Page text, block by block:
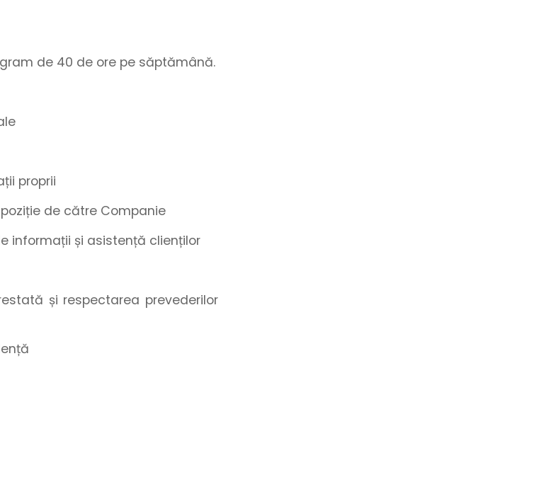
de 40 de ore pe săptămână.
proprii
de către Companie
informații și asistență clienților
și respectarea prevederilor